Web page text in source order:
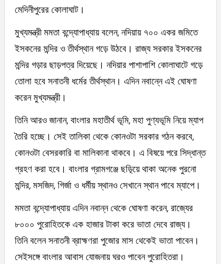
মেদিনীপুরের কোলাঘাট।
মুখ্যমন্ত্রী মমতা বন্দ্যোপাধ্যায় বলেন, নদিয়ায় ৭০০ একর জমিতে
ইসকনের মন্দির ও তীর্থস্থান গড়ে উঠবে। রাজ্য সরকার ইসকনের
মন্দির গড়ার ছাড়পত্র দিয়েছে। নদিয়ার পাশাপাশি কোলাঘাটে গড়ে
তোলা হবে সনাতনী ধর্মের তীর্থস্থান। এদিন নবান্নে এই ঘোষণা
করেন মুখ্যমন্ত্রী।
তিনি আরও জানান, বাংলার মহাতীর্থ ভূমি, মহা পুণ্যভূমি নিয়ে ম্যাপ
তৈরি হচ্ছে। সেই তালিকা থেকে কোনওটা সরকার গঠন করবে,
কোনওটা বেসরকারি বা মালিকানা থাকবে। এ বিষয়ে পরে সিদ্ধান্ত
গ্রহণ করা হবে। বাংলার গ্রামগঞ্জে ছড়ি্য়ে থাকা অনেক পুরনো
মন্দির, মসজিদ, গির্জা ও ধর্মীয় স্থানও সেখানে স্থান পাবে ম্যাপে।
মমতা বন্দ্যোপাধ্যায় এদিন নবান্ন থেকে ঘোষণা করেন, রাজ্যের
৮০০০ পুরোহিতকে এক হাজার টাকা করে ভাতা দেবে রাজ্য।
তিনি বলেন সনাতনী ব্রাহ্মণরা পুজোর মাস থেকেই ভাতা পাবেন।
সেইসঙ্গে বাংলার আবাস যোজনায় ঘরও পাবেন পুরোহিতরা।